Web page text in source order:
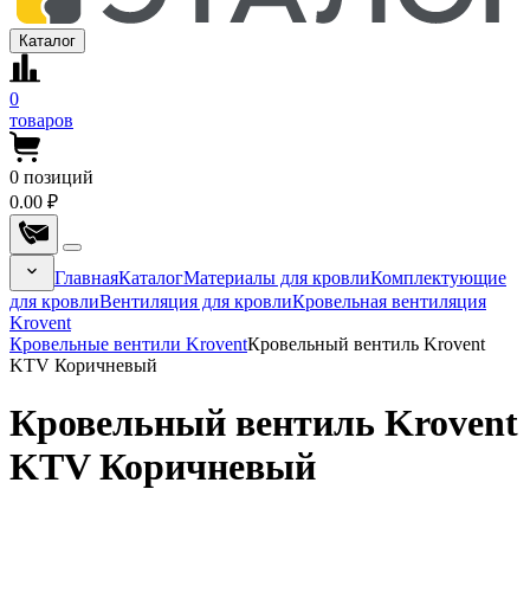
Каталог
0
товаров
0 позиций
0.00 ₽
ГлавнаяКаталогМатериалы для кровлиКомплектующие
для кровлиВентиляция для кровлиКровельная вентиляция
Krovent
Кровельные вентили KroventКровельный вентиль Krovent
KTV Коричневый
Кровельный вентиль Krovent
KTV Коричневый